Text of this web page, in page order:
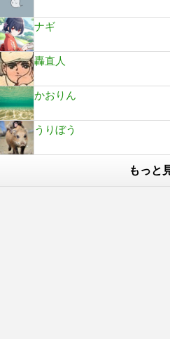
ナギ
轟直人
かおりん
うりぼう
もっと